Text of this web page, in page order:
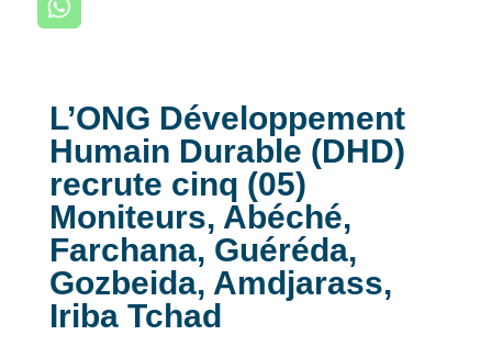
L’ONG Développement
Humain Durable (DHD)
recrute cinq (05)
Moniteurs, Abéché,
Farchana, Guéréda,
Gozbeida, Amdjarass,
Iriba Tchad